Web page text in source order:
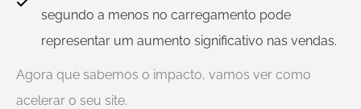
segundo a menos no carregamento pode
representar um aumento significativo nas vendas.
Agora que sabemos o impacto, vamos ver como
acelerar o seu site.